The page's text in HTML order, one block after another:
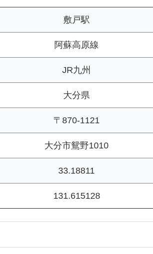
敷戸駅
阿蘇高原線
JR九州
大分県
〒870-1121
大分市鴛野1010
33.18811
131.615128